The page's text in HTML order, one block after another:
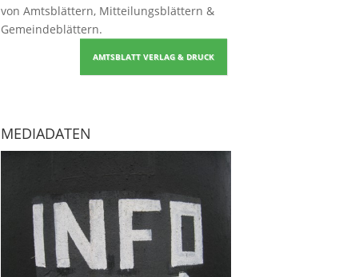
von Amtsblättern, Mitteilungsblättern &
Gemeindeblättern.
AMTSBLATT VERLAG & DRUCK
MEDIADATEN